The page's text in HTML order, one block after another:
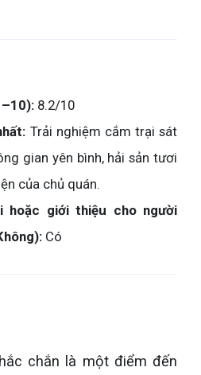
8.2/10
Trải nghiệm cắm trại sát
gian yên bình, hải sản tươi
của chủ quán.
hoặc giới thiệu cho người
Có
chắn là một điểm đến